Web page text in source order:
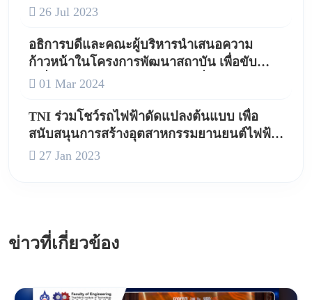
26 Jul 2023
อธิการบดีและคณะผู้บริหารนำเสนอความ
ก้าวหน้าในโครงการพัฒนาสถาบัน เพื่อขับ
เคลื่อน สถาบันเทคโนโลยีไทย-ญี่ปุ่น (TNI) สู่
01 Mar 2024
TNI ร่วมโชว์รถไฟฟ้าดัดแปลงต้นแบบ เพื่อ
สนับสนุนการสร้างอุตสาหกรรมยานยนต์ไฟฟ้า
ดัดแปลง (EV Conversion)
27 Jan 2023
ข่าวที่เกี่ยวข้อง